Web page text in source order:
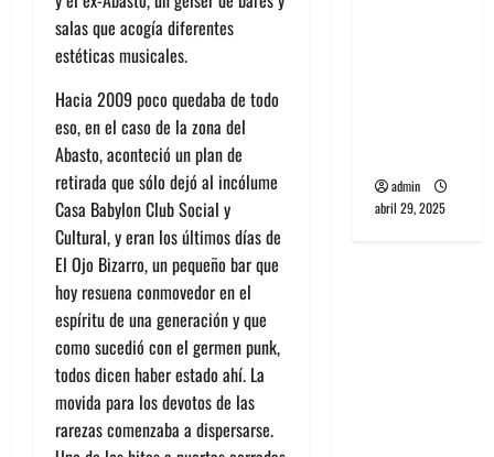
salas que acogía diferentes
estéticas musicales.
Hacia 2009 poco quedaba de todo
eso, en el caso de la zona del
Abasto, aconteció un plan de
retirada que sólo dejó al incólume
Casa Babylon Club Social y
Cultural, y eran los últimos días de
El Ojo Bizarro, un pequeño bar que
hoy resuena conmovedor en el
espíritu de una generación y que
como sucedió con el germen punk,
todos dicen haber estado ahí. La
movida para los devotos de las
rarezas comenzaba a dispersarse.
admin
abril 29, 2025